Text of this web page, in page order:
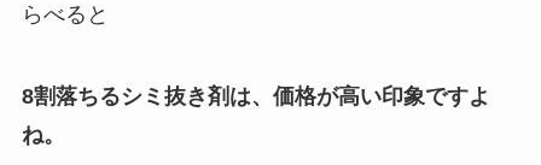
らべると
8割落ちるシミ抜き剤は、価格が高い印象ですよ
ね。